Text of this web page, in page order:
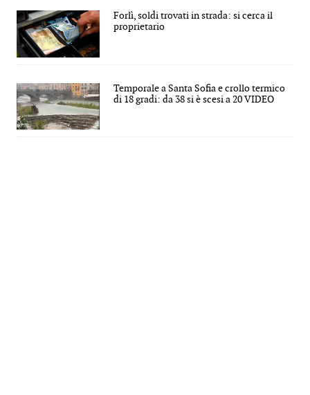
Forlì, soldi trovati in strada: si cerca il
proprietario
Temporale a Santa Sofia e crollo termico
di 18 gradi: da 38 si è scesi a 20 VIDEO